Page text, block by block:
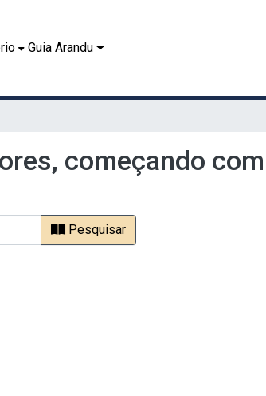
Guia Arandu
começando
Pesquisar